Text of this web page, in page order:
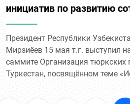
инициатив по развитию
рамках ОТГ
Президент Республики
Мирзиёев 15 мая т.г. выступил
саммите Организация тюркских
Туркестан, посвящённом теме